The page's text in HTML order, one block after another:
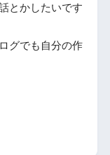
とかしたいです
グでも自分の作